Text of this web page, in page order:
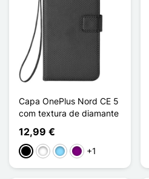
Capa OnePlus Nord CE 5
com textura de diamante
12,99 €
PretoBrancoAzul Claro
Púrpura
+1